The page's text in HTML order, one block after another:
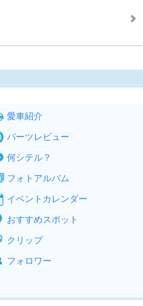
愛車紹介
パーツレビュー
何シテル？
フォトアルバム
イベントカレンダー
おすすめスポット
クリップ
フォロワー